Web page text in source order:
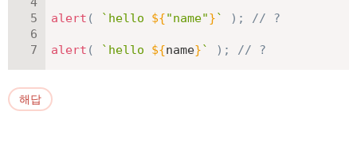
alert ( ` hello ${"name"}` ) ; // ?
alert ( ` hello ${name}` ) ; // ?
해답